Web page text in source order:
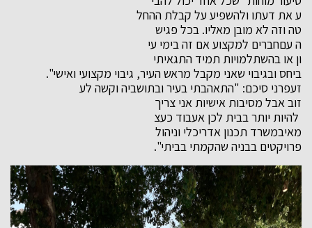
ע את דעתו ולהשפיע על קבלת ההחל
טה וזה לא מובן מאליו. בכל פגיש
ה עםחברים למקצוע אם זה בימי עי
ון או בהשתלמויות תמיד התגאיתי
ביחס ובגיבוי שאני מקבל מראש העיר, גיבוי מקצועי ואישי".
זעפרני סיכם: "התאהבתי בעיר ובתושביה וקשה לע
זוב אבל מסיבות אישיות אני צריך
להיות יותר בבית לכן אעבוד כעצ
מאיבמשרד תכנון אדריכלי וניהול
פרויקטים בבניה שהקמתי בביתי".